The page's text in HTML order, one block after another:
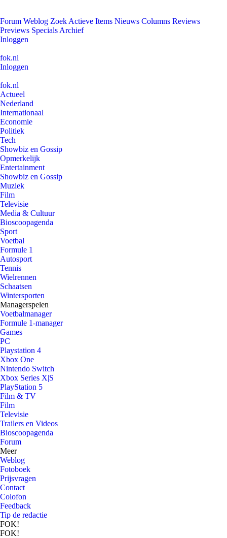
Forum Weblog Zoek Actieve Items Nieuws Columns Reviews
Previews Specials Archief
Inloggen
fok.nl
Inloggen
fok.nl
Actueel
Nederland
Internationaal
Economie
Politiek
Tech
Showbiz en Gossip
Opmerkelijk
Entertainment
Showbiz en Gossip
Muziek
Film
Televisie
Media & Cultuur
Bioscoopagenda
Sport
Voetbal
Formule 1
Autosport
Tennis
Wielrennen
Schaatsen
Wintersporten
Managerspelen
Voetbalmanager
Formule 1-manager
Games
PC
Playstation 4
Xbox One
Nintendo Switch
Xbox Series X|S
PlayStation 5
Film & TV
Film
Televisie
Trailers en Videos
Bioscoopagenda
Forum
Meer
Weblog
Fotoboek
Prijsvragen
Contact
Colofon
Feedback
Tip de redactie
FOK!
FOK!